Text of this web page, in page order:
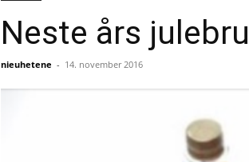
Neste års
nieuhetene - 14. november 2016